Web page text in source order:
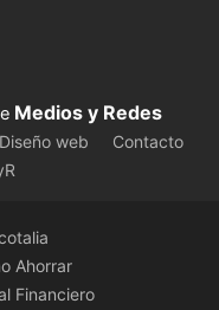
Medios y Redes
web
Contacto
Ahorrar
Financiero